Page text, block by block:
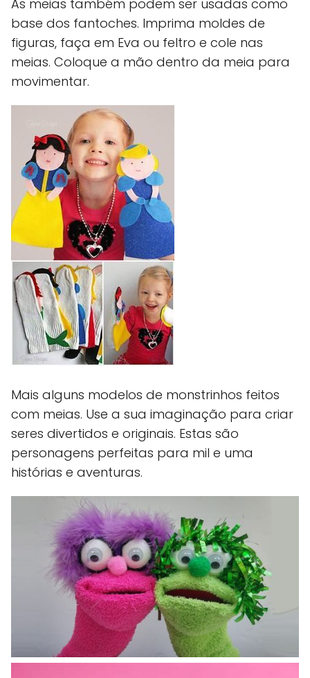
As meias também podem ser usadas como
base dos fantoches. Imprima moldes de
figuras, faça em Eva ou feltro e cole nas
meias. Coloque a mão dentro da meia para
movimentar.
Mais alguns modelos de monstrinhos feitos
com meias. Use a sua imaginação para criar
seres divertidos e originais. Estas são
personagens perfeitas para mil e uma
histórias e aventuras.